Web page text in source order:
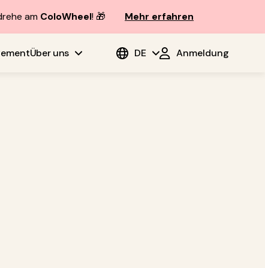
am ColoWheel! 🎁 Mehr erfahren
Über uns DE Anmeldung